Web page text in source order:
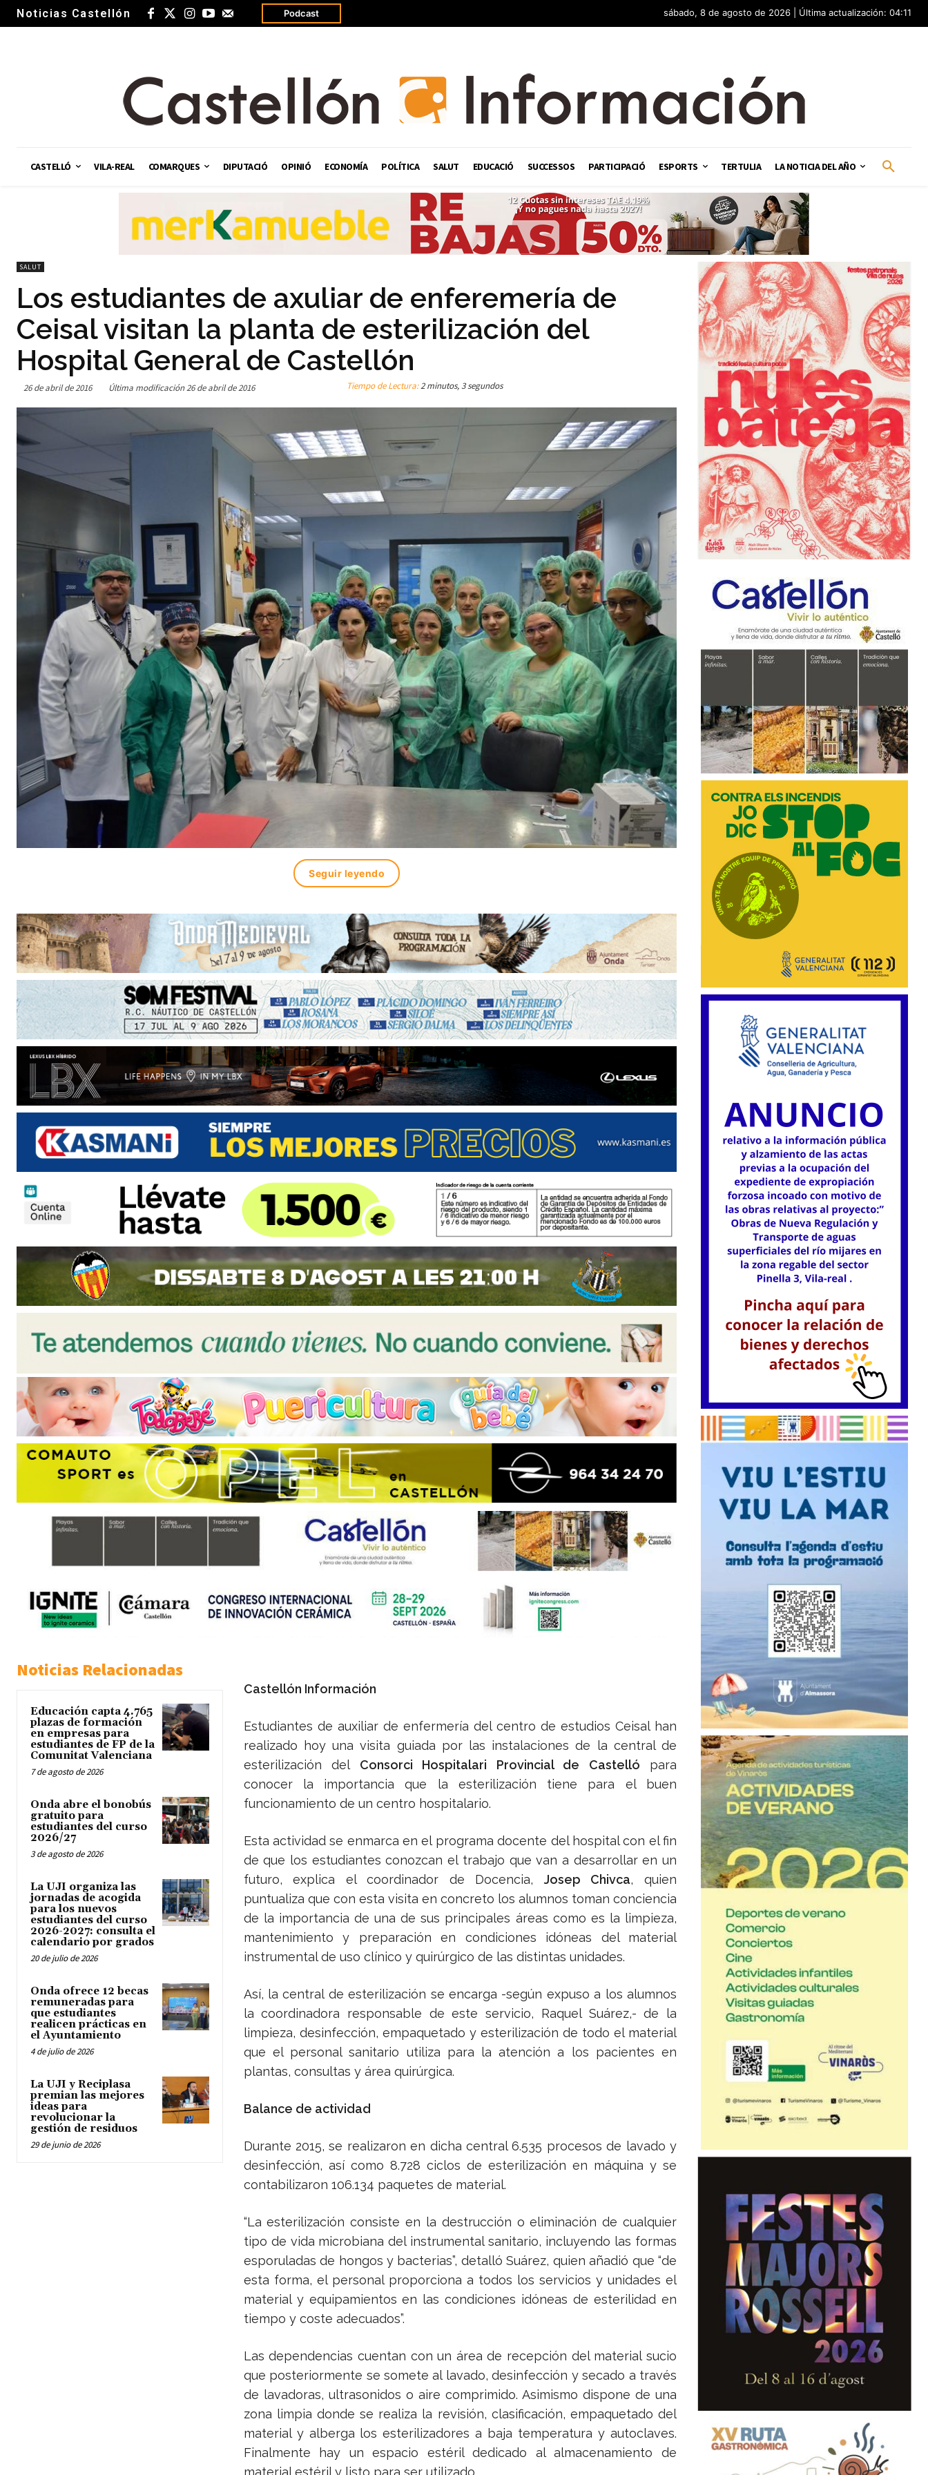
Noticias Castellón Podcast sábado, 8 de agosto de 2026 | Última actualización: 04:11
CASTELLÓ VILA-REAL COMARQUES DIPUTACIÓ OPINIÓ ECONOMÍA POLÍTICA SALUT EDUCACIÓ SUCCESSOS PARTICIPACIÓ ESPORTS TERTULIA LA NOTICIA DEL AÑO
SALUT
Los estudiantes de axuliar de enferemería de
Ceisal visitan la planta de esterilización del
Hospital General de Castellón
26 de abril de 2016 Última modificación26 de abril de 2016 Tiempo de Lectura:2 minutos, 3 segundos
Seguir leyendo
Noticias Relacionadas
Educación capta 4.765
plazas de formación
en empresas para
estudiantes de FP de la
Comunitat Valenciana
7 de agosto de 2026
Onda abre el bonobús
gratuito para
estudiantes del curso
2026/27
3 de agosto de 2026
La UJI organiza las
jornadas de acogida
para los nuevos
estudiantes del curso
2026-2027: consulta el
calendario por grados
20 de julio de 2026
Onda ofrece 12 becas
remuneradas para
que estudiantes
realicen prácticas en
el Ayuntamiento
4 de julio de 2026
La UJI y Reciplasa
premian las mejores
ideas para
revolucionar la
gestión de residuos
29 de junio de 2026
Castellón Información
Estudiantes de auxiliar de enfermería del centro de estudios Ceisal han
realizado hoy una visita guiada por las instalaciones de la central de
esterilización del Consorci Hospitalari Provincial de Castelló para
conocer la importancia que la esterilización tiene para el buen
funcionamiento de un centro hospitalario.
Esta actividad se enmarca en el programa docente del hospital con el fin
de que los estudiantes conozcan el trabajo que van a desarrollar en un
futuro, explica el coordinador de Docencia, Josep Chivca, quien
puntualiza que con esta visita en concreto los alumnos toman conciencia
de la importancia de una de sus principales áreas como es la limpieza,
mantenimiento y preparación en condiciones idóneas del material
instrumental de uso clínico y quirúrgico de las distintas unidades.
Así, la central de esterilización se encarga -según expuso a los alumnos
la coordinadora responsable de este servicio, Raquel Suárez,- de la
limpieza, desinfección, empaquetado y esterilización de todo el material
que el personal sanitario utiliza para la atención a los pacientes en
plantas, consultas y área quirúrgica.
Balance de actividad
Durante 2015, se realizaron en dicha central 6.535 procesos de lavado y
desinfección, así como 8.728 ciclos de esterilización en máquina y se
contabilizaron 106.134 paquetes de material.
“La esterilización consiste en la destrucción o eliminación de cualquier
tipo de vida microbiana del instrumental sanitario, incluyendo las formas
esporuladas de hongos y bacterias”, detalló Suárez, quien añadió que “de
esta forma, el personal proporciona a todos los servicios y unidades el
material y equipamientos en las condiciones idóneas de esterilidad en
tiempo y coste adecuados”.
Las dependencias cuentan con un área de recepción del material sucio
que posteriormente se somete al lavado, desinfección y secado a través
de lavadoras, ultrasonidos o aire comprimido. Asimismo dispone de una
zona limpia donde se realiza la revisión, clasificación, empaquetado del
material y alberga los esterilizadores a baja temperatura y autoclaves.
Finalmente hay un espacio estéril dedicado al almacenamiento de